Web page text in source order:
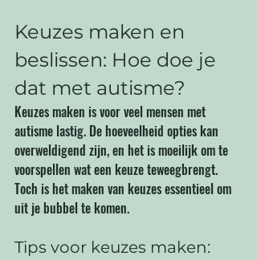
Keuzes maken en
beslissen: Hoe doe je
dat met autisme?
Keuzes maken is voor veel mensen met
autisme lastig. De hoeveelheid opties kan
overweldigend zijn, en het is moeilijk om te
voorspellen wat een keuze teweegbrengt.
Toch is het maken van keuzes essentieel om
uit je bubbel te komen.
Tips voor keuzes maken: